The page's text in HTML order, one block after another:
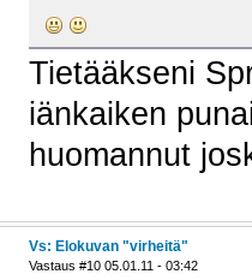
Tietääkseni
iänkaiken
huomannut
Vs: Elokuvan "virheitä"
Vastaus #10 05.01.11 - 03:42